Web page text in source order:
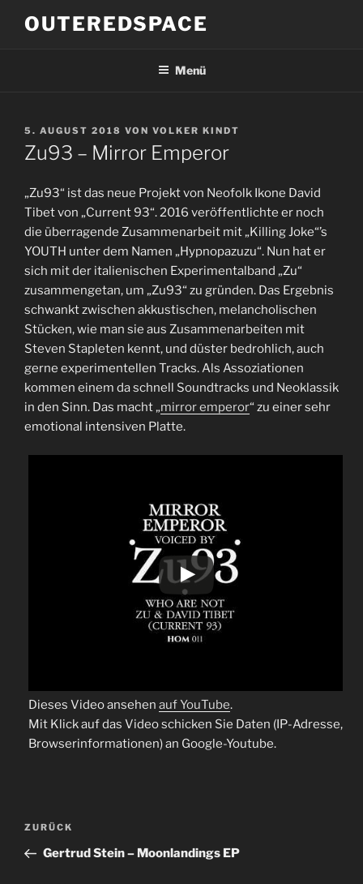
InhaltOUTEREDSPACE
Menü
VERÖFFENTLICHT
AM
5. AUGUST 2018 VON VOLKER KINDT
Zu93 – Mirror Emperor
„Zu93“ ist das neue Projekt von Neofolk Ikone David
Tibet von „Current 93“. 2016 veröffentlichte er noch
die überragende Zusammenarbeit mit „Killing Joke“’s
YOUTH unter dem Namen „Hypnopazuzu“. Nun hat er
sich mit der italienischen Experimentalband „Zu“
zusammengetan, um „Zu93“ zu gründen. Das Ergebnis
schwankt zwischen akkustischen, melancholischen
Stücken, wie man sie aus Zusammenarbeiten mit
Steven Stapleten kennt, und düster bedrohlich, auch
gerne experimentellen Tracks. Als Assoziationen
kommen einem da schnell Soundtracks und Neoklassik
in den Sinn. Das macht „mirror emperor“ zu einer sehr
emotional intensiven Platte.
Dieses Video ansehen auf YouTube.
Mit Klick auf das Video schicken Sie Daten (IP-Adresse,
Browserinformationen) an Google-Youtube.
Beitragsnavigation
Vorheriger
Beitrag
ZURÜCK
Gertrud Stein – Moonlandings EP